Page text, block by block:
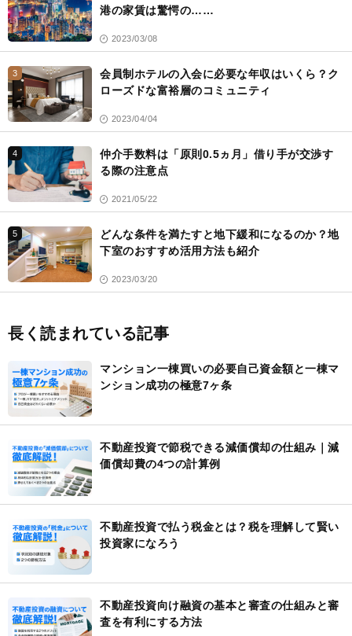
港の家賃は驚愕の……
2023/03/08
3
会員制ホテルの入会に必要な年収はいくら？ク
ローズドな富裕層のコミュニティ
2023/04/04
4
仲介手数料は「原則0.5ヵ月」借り手が交渉す
る際の注意点
2021/05/22
5
どんな条件を満たすと地下緩和になるのか？地
下室のおすすめ活用方法も紹介
2023/03/20
長く読まれている記事
マンション一棟買いの必要自己資金額と一棟マ
ンション成功の極意7ヶ条
不動産投資で節税できる減価償却の仕組み｜減
価償却費の4つの計算例
不動産投資で払う税金とは？税を理解して賢い
投資家になろう
不動産投資向け融資の基本と審査の仕組みと審
査を有利にする方法